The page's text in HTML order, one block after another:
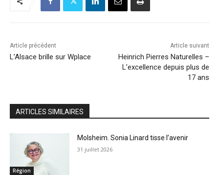
Article précédent
L’Alsace brille sur Wplace
Article suivant
Heinrich Pierres Naturelles –
L’excellence depuis plus de
17 ans
ARTICLES SIMILAIRES
Région
Molsheim. Sonia Linard tisse l’avenir
31 juillet 2026